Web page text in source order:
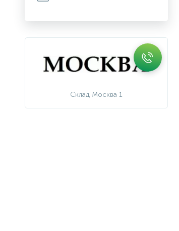
Склад Москва 1